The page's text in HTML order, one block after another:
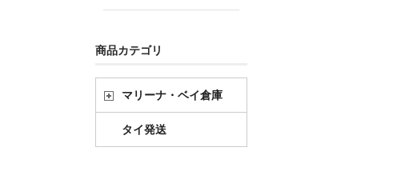
商品カテゴリ
マリーナ・ベイ倉庫
タイ発送